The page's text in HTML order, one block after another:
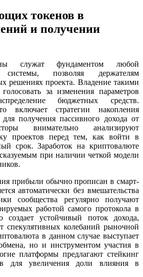
токенов в
и получении
служат фундаментом любой
системы, позволяя держателям
решениях проекта. Владение такими
за изменения параметров
бюджетных средств.
включает стратегии накопления
получения пассивного дохода от
внимательно анализируют
проектов перед тем, как войти в
срок. Заработок на криптовалюте
при наличии четкой модели
прибыли обычно прописан в смарт-
автоматически без вмешательства
сообщества регулярно получают
работой самого протокола в
создает устойчивый поток дохода,
спекулятивных колебаний рыночной
в данном случае выступает
но и инструментом участия в
платформы предлагают стейкинг
для увеличения доли влияния в